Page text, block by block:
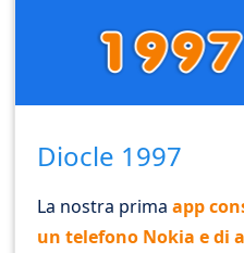
Diocle 1997
La nostra prima app
un telefono Nokia e di